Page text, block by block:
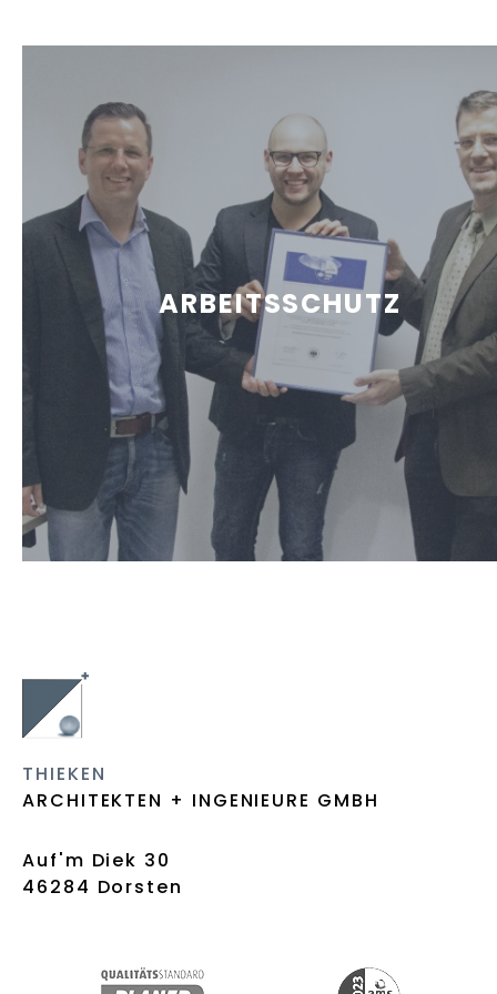
ARBEITSSCHUTZ
THIEKEN
ARCHITEKTEN + INGENIEURE GMBH
Auf'm Diek 30
46284 Dorsten